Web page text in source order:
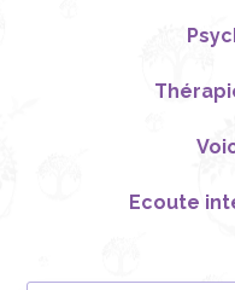
Ecoute